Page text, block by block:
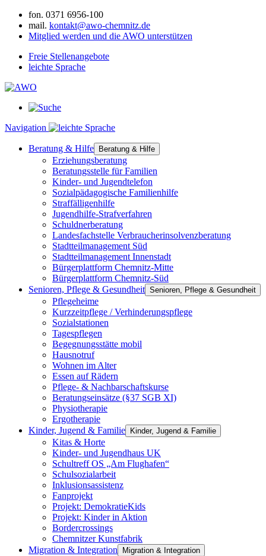
fon. 0371 6956-100
mail. kontakt@awo-chemnitz.de
Mitglied werden und die AWO unterstützen
Freie Stellenangebote
leichte Sprache
Navigation
Beratung & Hilfe Beratung & Hilfe
Erziehungsberatung
Beratungsstelle für Familien
Kinder- und Jugendtelefon
Sozialpädagogische Familienhilfe
Straffälligenhilfe
Jugendhilfe-Strafverfahren
Schuldnerberatung
Landesfachstelle Verbraucherinsolvenzberatung
Stadtteilmanagement Süd
Stadtteilmanagement Innenstadt
Bürgerplattform Chemnitz-Mitte
Bürgerplattform Chemnitz-Süd
Senioren, Pflege & Gesundheit Senioren, Pflege & Gesundheit
Pflegeheime
Kurzzeitpflege / Verhinderungspflege
Sozialstationen
Tagespflegen
Begegnungsstätte mobil
Hausnotruf
Wohnen im Alter
Essen auf Rädern
Pflege- & Nachbarschaftskurse
Beratungseinsätze (§37 SGB XI)
Physiotherapie
Ergotherapie
Kinder, Jugend & Familie
Kinder, Jugend & Familie
Kitas & Horte
Kinder- und Jugendhaus UK
Schultreff OS „Am Flughafen“
Schulsozialarbeit
Inklusionsassistenz
Fanprojekt
Projekt: DemokratieKids
Projekt: Kinder in Aktion
Bordercrossings
Chemnitzer Kunstfabrik
Migration & Integration
Migration & Integration